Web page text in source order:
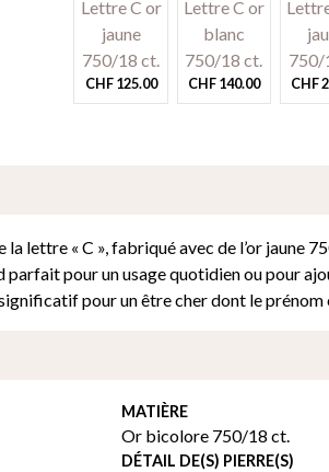
CHF125.00 CHF140.00 CHF
lettre « C », fabriqué avec de l’or jaune
pour un usage quotidien ou pour
pour un être cher dont le
MATIÈRE
Or bicolore 750/18 ct.
DÉTAIL DE(S) PIERRE(S)